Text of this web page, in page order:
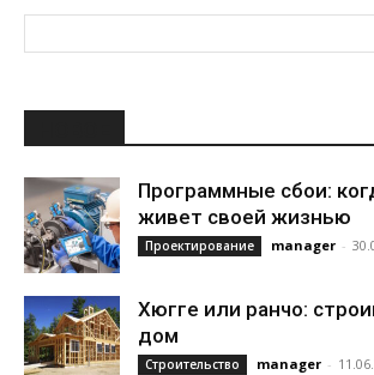
Программные сбои:
живет своей жизнью
Проектирование manager -
Хюгге или ранчо:
дом
Строительство manager -